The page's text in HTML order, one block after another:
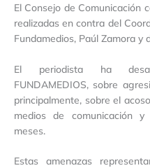
El Consejo de Comunicación
realizadas en contra del
Fundamedios, Paúl Zamora y
El periodista ha
FUNDAMEDIOS, sobre
principalmente, sobre el
medios de comunicación
meses.
Estas amenazas